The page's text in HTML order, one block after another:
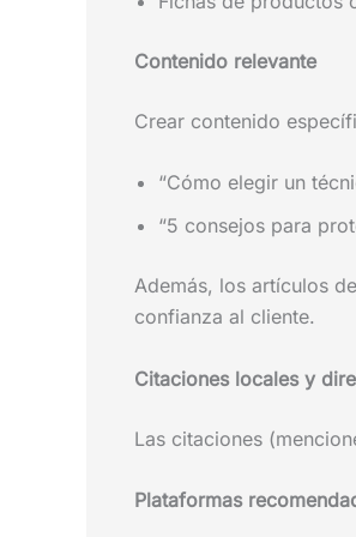
Contenido relevante
Crear contenido
“Cómo elegir un
“5 consejos para
Además, los artículos
confianza al cliente.
Citaciones locales y
Las citaciones
Plataformas